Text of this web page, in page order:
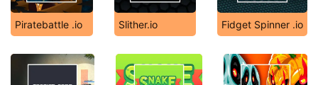
Piratebattle .io Slither.io Fidget Spinner .io